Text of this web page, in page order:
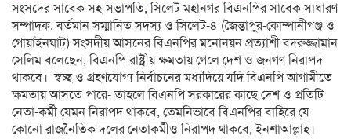
সংসদের সাবেক সহ-সভাপতি, সিলেট মহানগর বিএনপির সাবেক সাধারণ
সম্পাদক, বর্তমান সম্মানিত সদস্য ও সিলেট-৪ (জৈন্তাপুর-কোম্পানীগঞ্জ ও
গোয়াইনঘাট) সংসদীয় আসনের বিএনপির মনোনয়ন প্রত্যাশী বদরুজ্জামান
সেলিম বলেছেন, বিএনপি রাষ্ট্রীয় ক্ষমতায় গেলে দেশ ও জনগণ নিরাপদ
থাকবে। স্বচ্ছ ও গ্রহণযোগ্য নির্বাচনের মধ্যদিয়ে যদি বিএনপি আগামীতে
ক্ষমতায় আসতে পারে- তাহলে বিএনপি সরকারের কাছে দেশ ও প্রতিটি
নেতা-কর্মী যেমন নিরাপদ থাকবে, তেমনিভাবে বিএনপির বাহিরে যে
কোনো রাজনৈতিক দলের নেতাকর্মীও নিরাপদ থাকবে, ইনশাআল্লাহ।